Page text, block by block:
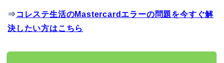
⇒ コレステ生活のMastercardエラーの問題を今すぐ解
決したい方はこちら